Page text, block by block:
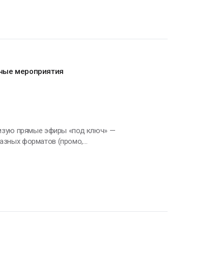
мероприятия
прямые эфиры «под ключ» —
форматов (промо,
монтаж и пост‑продакшн. В